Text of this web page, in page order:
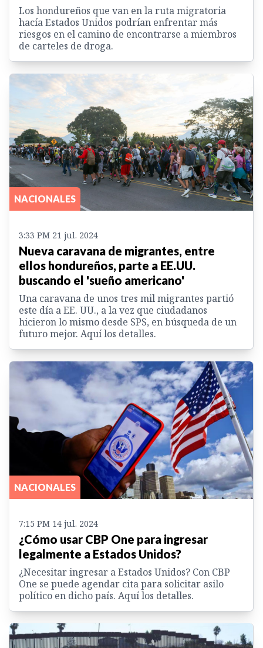
Los hondureños que van en la ruta migratoria
hacía Estados Unidos podrían enfrentar más
riesgos en el camino de encontrarse a miembros
de carteles de droga.
NACIONALES
3:33 PM 21 jul. 2024
Nueva caravana de migrantes, entre
ellos hondureños, parte a EE.UU.
buscando el 'sueño americano'
Una caravana de unos tres mil migrantes partió
este día a EE. UU., a la vez que ciudadanos
hicieron lo mismo desde SPS, en búsqueda de un
futuro mejor. Aquí los detalles.
NACIONALES
7:15 PM 14 jul. 2024
¿Cómo usar CBP One para ingresar
legalmente a Estados Unidos?
¿Necesitar ingresar a Estados Unidos? Con CBP
One se puede agendar cita para solicitar asilo
político en dicho país. Aquí los detalles.